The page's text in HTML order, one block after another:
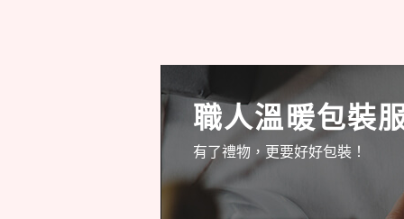
職人溫暖包裝
有了禮物，更要好好包裝！